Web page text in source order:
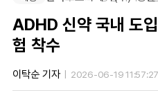
ADHD 신약 국내 도
험 착수
이탁순 기자 2026-06-19 11:57:27